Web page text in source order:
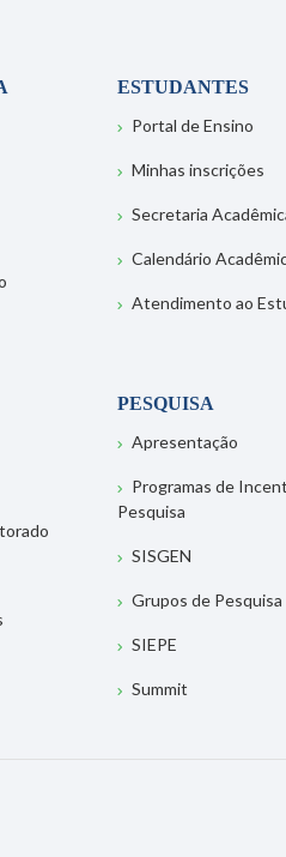
ESTUDANTES
Portal de Ensino
Minhas inscrições
Secretaria
Calendário
Atendimento ao
PESQUISA
Apresentação
Programas de
Pesquisa
SISGEN
Grupos de Pesquisa
SIEPE
Summit